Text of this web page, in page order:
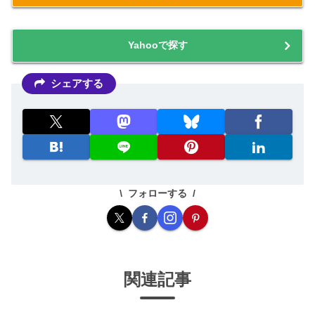
Yahooで探す
シェアする
フォローする
関連記事